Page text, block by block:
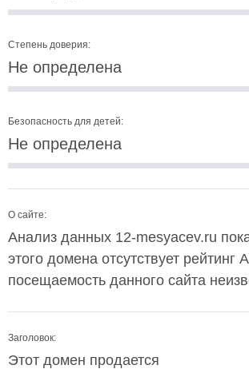
Степень доверия:
Не определена
Безопасность для детей:
Не определена
О сайте:
Анализ данных 12-mesyacev.ru
этого домена отсутствует рейтинг
посещаемость данного сайта
Заголовок:
Этот домен продается